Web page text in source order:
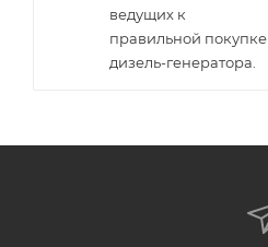
ведущих к
правильной покупке
дизель-генератора.